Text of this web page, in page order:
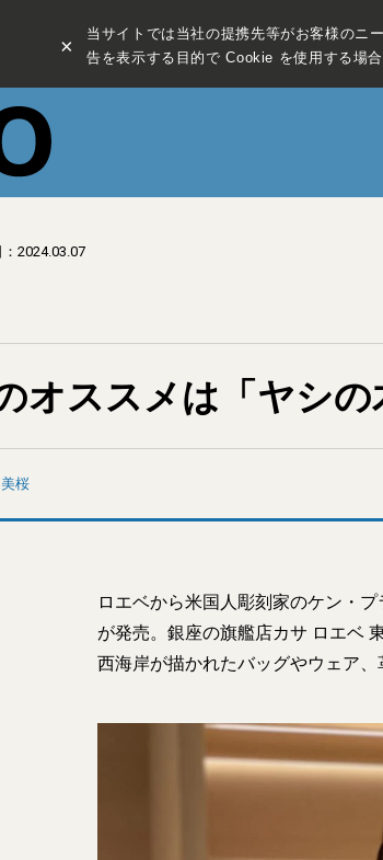
×
当サイトでは当社の提携先等がお客様のニ
告を表示する目的で Cookie を使用する場合
2024.03.07
オススメは「ヤシ
桜
ロエベから米国人彫刻家のケン・
が発売。銀座の旗艦店カサ ロエベ
西海岸が描かれたバッグやウェア、